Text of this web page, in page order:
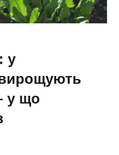
у
вирощують
у що